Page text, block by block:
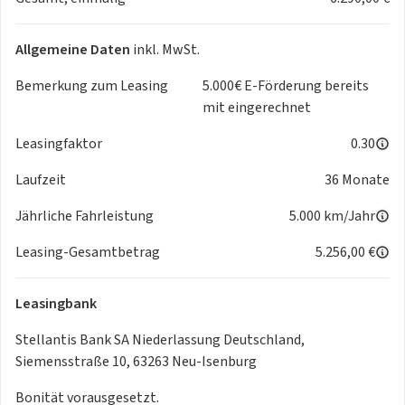
wiederbekommen, sofern Sie die Bedingungen erfüllen.
Bitte prüfen Sie den Anspruch vor der Anfrage und siehe
zweites Bild.
Obsession Blau
Okenite Weiss
Perla Nera Schwarz
Ganzjahresreifen ab Werk
Panorama-Ausstell-/Schiebedach
Serienausstattung
Allgemeine Daten inkl. MwSt.
Bemerkung zum Leasing
5.000€ E-Förderung bereits
mit eingerechnet
Leasingfaktor
0.30
Laufzeit
36 Monate
Jährliche Fahrleistung
5.000 km/Jahr
Leasing-Gesamtbetrag
5.256,00 €
Leasingbank
Stellantis Bank SA Niederlassung Deutschland,
Siemensstraße 10, 63263 Neu-Isenburg
Bonität vorausgesetzt.